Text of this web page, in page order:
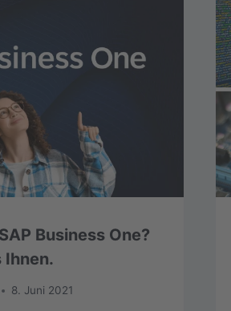
Business One?
Ihnen.
8. Juni 2021